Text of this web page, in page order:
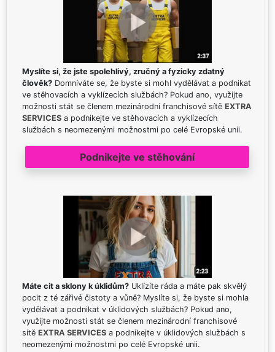
Myslíte si, že jste spolehlivý, zručný a fyzicky zdatný
člověk? Domníváte se, že byste si mohl vydělávat a podnikat
ve stěhovacích a vyklízecích službách? Pokud ano, využijte
možnosti stát se členem mezinárodní franchisové sítě EXTRA
SERVICES a podnikejte ve stěhovacích a vyklízecích
službách s neomezenými možnostmi po celé Evropské unii.
Podnikejte ve stěhování
Máte cit a sklony k úklidům? Uklízíte ráda a máte pak skvělý
pocit z té zářivé čistoty a vůně? Myslíte si, že byste si mohla
vydělávat a podnikat v úklidových službách? Pokud ano,
využijte možnosti stát se členem mezinárodní franchisové
sítě EXTRA SERVICES a podnikejte v úklidových službách s
neomezenými možnostmi po celé Evropské unii.